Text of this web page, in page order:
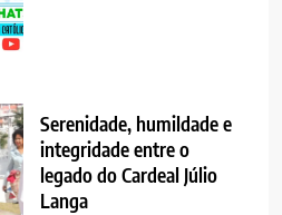
Serenidade, humildade e
integridade entre o
legado do Cardeal Júlio
Langa